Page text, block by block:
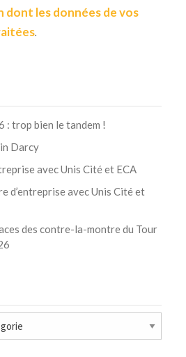
dont les données de vos
.
: trop bien le tandem !
Darcy
avec Unis Cité et ECA
d’entreprise avec Unis Cité et
des contre-la-montre du Tour